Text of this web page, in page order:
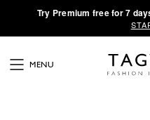
·Try Premium free for 7
MENU